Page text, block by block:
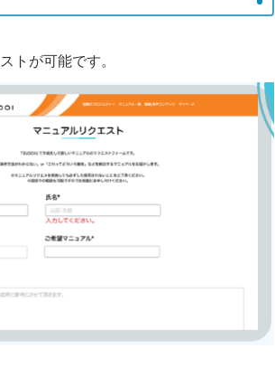
トが可能です。